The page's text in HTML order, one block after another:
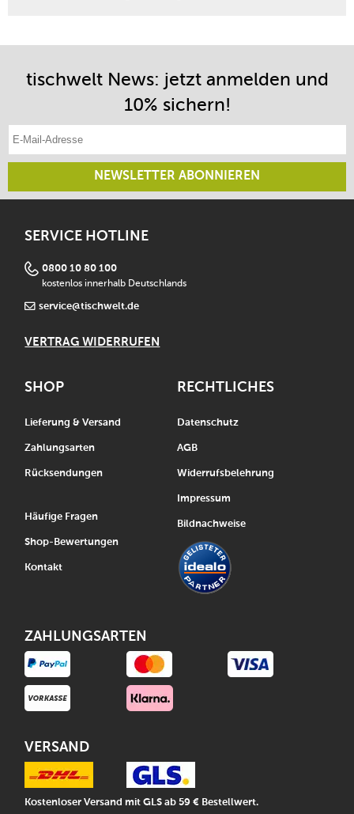
tischwelt News: jetzt anmelden und
10% sichern!
NEWSLETTER ABONNIEREN
SERVICE HOTLINE
0800 10 80 100
kostenlos innerhalb Deutschlands
service@tischwelt.de
VERTRAG WIDERRUFEN
SHOP
Lieferung & Versand
Zahlungsarten
Rücksendungen
Häufige Fragen
Shop-Bewertungen
Kontakt
RECHTLICHES
Datenschutz
AGB
Widerrufsbelehrung
Impressum
Bildnachweise
ZAHLUNGSARTEN
VERSAND
Kostenloser Versand mit GLS ab 59 € Bestellwert.